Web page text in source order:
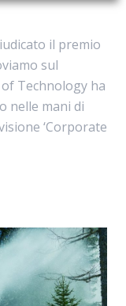
il premio
sul
Technology ha
nelle mani di
‘Corporate